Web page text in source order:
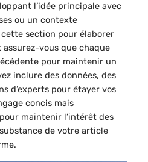
l’idée principale avec
ou un contexte
section pour élaborer
vous que chaque
pour maintenir un
inclure des données, des
d’experts pour étayer vos
concis mais
maintenir l’intérêt des
de votre article